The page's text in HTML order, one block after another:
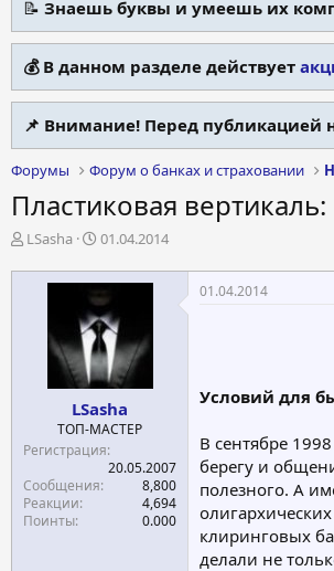
📝 Знаешь буквы и умеешь их
💰 В данном разделе действует
📌 Внимание! Перед публикацией
Форумы Форум о банках и страховании
Пластиковая
А
т
LSasha
Д
т
а
н
а
ч
а
а
01.04.2014
LSasha
ТОП-МАСТЕР
Регистрация
20.05.2007
Сообщения
8,800
Реакции
4,694
Поинты
0.000
01.04.2014
Условий для
В сентябре
берегу и
полезного. А
клиринговых
делали не